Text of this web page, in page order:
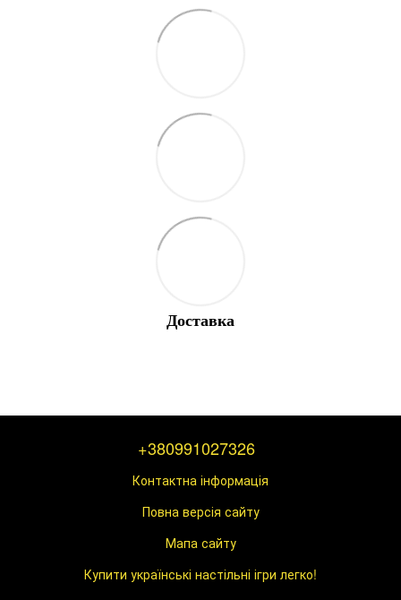
Доставка
+380991027326
Контактна інформація
Повна версія сайту
Мапа сайту
Купити українські настільні ігри легко!